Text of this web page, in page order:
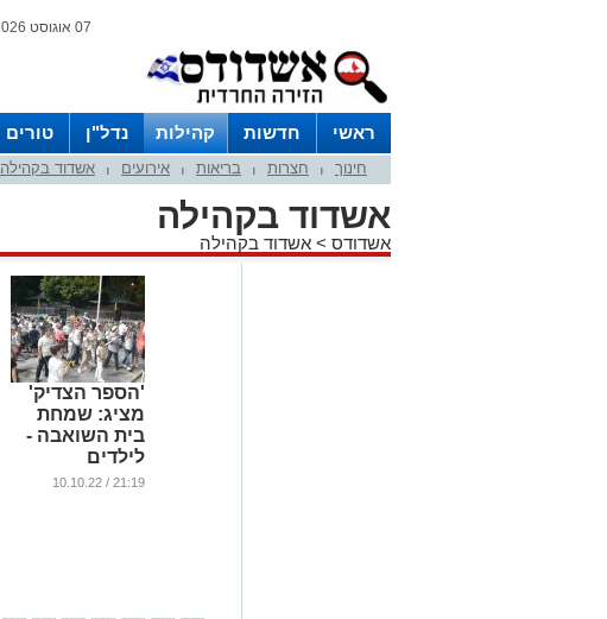
07 אוגוסט 2026 / 07:55
ראשי חדשות קהילות נדל"ן טורים
חינוך חצרות בריאות אירועים אשדוד בקהילה
אשדוד בקהילה
אשדודס > אשדוד בקהילה
'הספר הצדיק'
מציג: שמחת
בית השואבה -
לילדים
...
21:19 / 10.10.22